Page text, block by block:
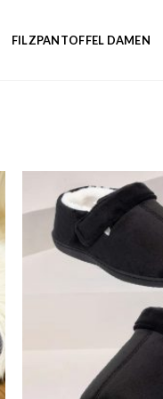
FILZPANTOFFEL DAMEN